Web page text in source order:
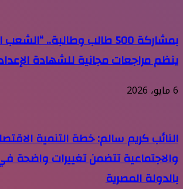
بمشاركة 500 طالب وطالبة..
ينظم مراجعات مجانية للشهادة
6 مايو، 2026
النائب كريم سالم: خطة التنمية
والاجتماعية تتضمن تغييرات واضحة
بالدولة المصرية